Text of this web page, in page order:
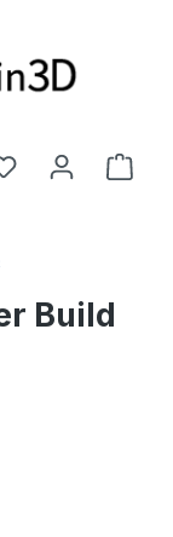
Du hast 0
Build